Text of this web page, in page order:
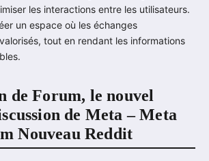
les interactions entre les utilisateurs.
un espace où les échanges
tout en rendant les informations
de Forum, le nouvel
de Meta – Meta
Nouveau Reddit